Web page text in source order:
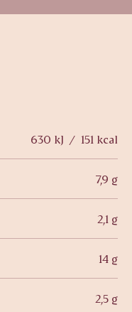
630 kJ / 151 kcal
7,9 g
2,1 g
14 g
2,5 g